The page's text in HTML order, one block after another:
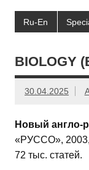
Ru-En
BIOLOGY
30.04.2025
Новый англо-
«РУССО»,
72 тыс. статей.